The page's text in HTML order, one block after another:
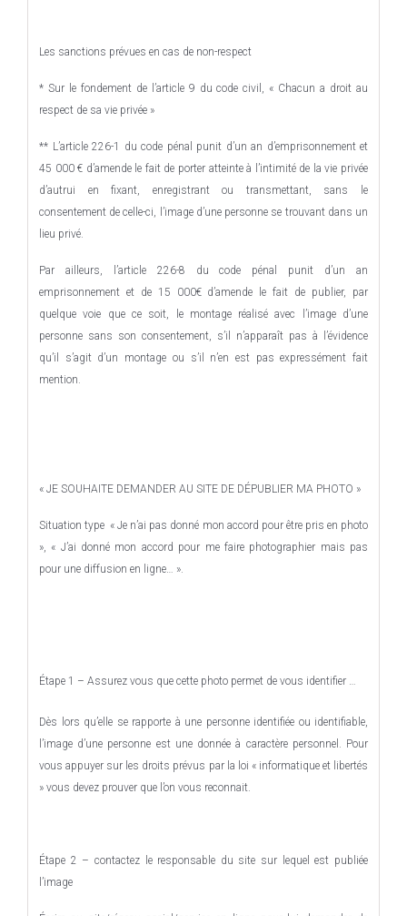
Les sanctions prévues en cas de non-respect
* Sur le fondement de l’article 9 du code civil, « Chacun a droit au
respect de sa vie privée »
** L’article 226-1 du code pénal punit d’un an d’emprisonnement et
45 000 € d’amende le fait de porter atteinte à l’intimité de la vie privée
d’autrui en fixant, enregistrant ou transmettant, sans le
consentement de celle-ci, l’image d’une personne se trouvant dans un
lieu privé.
Par ailleurs, l’article 226-8 du code pénal punit d’un an
emprisonnement et de 15 000€ d’amende le fait de publier, par
quelque voie que ce soit, le montage réalisé avec l’image d’une
personne sans son consentement, s’il n’apparaît pas à l’évidence
qu’il s’agit d’un montage ou s’il n’en est pas expressément fait
mention.
« JE SOUHAITE DEMANDER AU SITE DE DÉPUBLIER MA PHOTO »
Situation type « Je n’ai pas donné mon accord pour être pris en photo
», « J’ai donné mon accord pour me faire photographier mais pas
pour une diffusion en ligne… ».
Étape 1 – Assurez vous que cette photo permet de vous identifier …
Dès lors qu’elle se rapporte à une personne identifiée ou identifiable,
l’image d’une personne est une donnée à caractère personnel. Pour
vous appuyer sur les droits prévus par la loi « informatique et libertés
» vous devez prouver que l’on vous reconnait.
Étape 2 – contactez le responsable du site sur lequel est publiée
l’image